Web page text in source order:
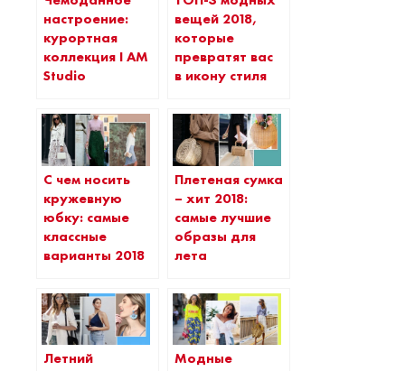
настроение:
курортная
коллекция I AM
Studio
вещей 2018,
которые
превратят вас
в икону стиля
C чем носить
кружевную
юбку: самые
классные
варианты 2018
Плетеная сумка
– хит 2018:
самые лучшие
образы для
лета
Летний
Модные